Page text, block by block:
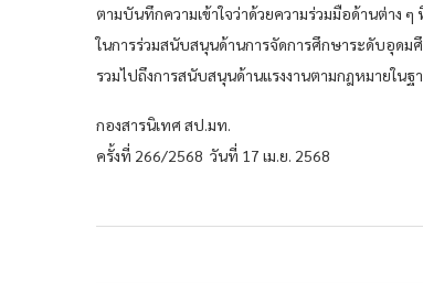
ตามบันทึกความเข้าใจว่าด้วยความร่วมมือด้านต่าง
ในการร่วมสนับสนุนด้านการจัดการศึกษาระดับอุด
รวมไปถึงการสนับสนุนด้านแรงงานตามกฎหมายใน
กองสารนิเทศ สป.มท.
ครั้งที่ 266/2568 วันที่ 17 เม.ย. 2568